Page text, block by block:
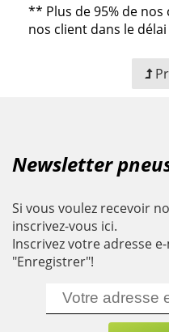
** Plus de 95% de
nos client dans le
Newsletter
Si vous voulez recevoir
inscrivez-vous ici.
Inscrivez votre adresse
"Enregistrer"!